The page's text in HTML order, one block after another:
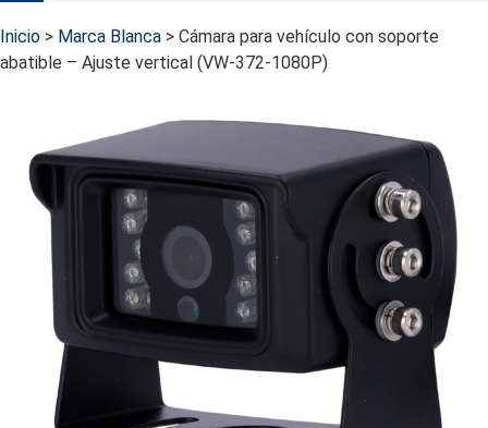
Inicio > Marca Blanca > Cámara para vehículo con soporte
abatible – Ajuste vertical (VW-372-1080P)